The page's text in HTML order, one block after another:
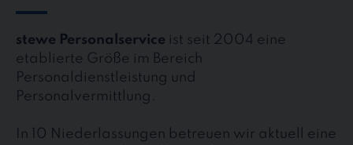
stewe Personalservice ist seit 2004 eine
etablierte Größe im Bereich
Personaldienstleistung und
Personalvermittlung.
In 10 Niederlassungen betreuen wir aktuell eine